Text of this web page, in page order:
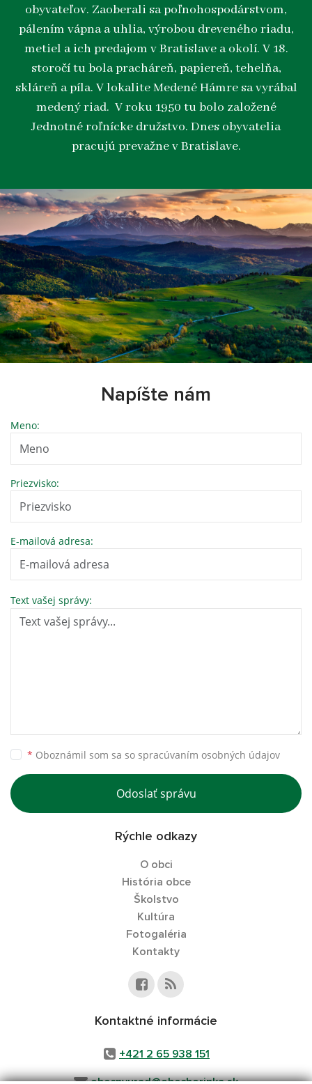
obyvateľov. Zaoberali sa poľnohospodárstvom,
pálením vápna a uhlia, výrobou dreveného riadu,
metiel a ich predajom v Bratislave a okolí. V 18.
storočí tu bola pracháreň, papiereň, tehelňa,
skláreň a píla. V lokalite Medené Hámre sa vyrábal
medený riad. V roku 1950 tu bolo založené
Jednotné roľnícke družstvo. Dnes obyvatelia
pracujú prevažne v Bratislave.
Napíšte nám
Meno:
Priezvisko:
E-mailová adresa:
Text vašej správy:
* Oboznámil som sa so spracúvaním osobných údajov
Odoslať správu
Rýchle odkazy
O obci
História obce
Školstvo
Kultúra
Fotogaléria
Kontakty
Kontaktné informácie
+421 2 65 938 151​​​​​​​